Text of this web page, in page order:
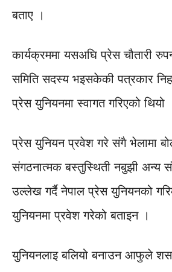
बताए ।
कार्यक्रममा यसअघि प्रेस चौतारी
समिति सदस्य भइसकेकी पत्रकार
प्रेस युनियनमा स्वागत गरिएको थियो
प्रेस युनियन प्रवेश गरे संगै भेलामा
संगठनात्मक बस्तुस्थिती नबुझी अन्य
उल्लेख गर्दै नेपाल प्रेस युनियनको
युनियनमा प्रवेश गरेको बताइन ।
युनियनलाइ बलियो बनाउन आफुले